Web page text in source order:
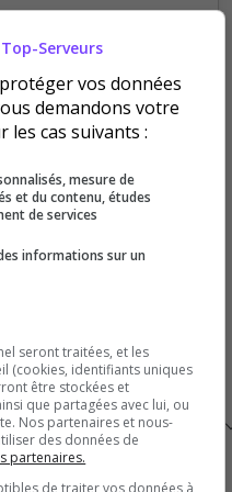
Serveurs
vos données
demandons votre
les cas suivants :
mesure de
et du contenu, études
de services
informations sur un
seront traitées, et les
(cookies, identifiants uniques
être stockées et
que partagées avec lui, ou
Nos partenaires et nous-
des données de
partenaires.
de traiter vos données à